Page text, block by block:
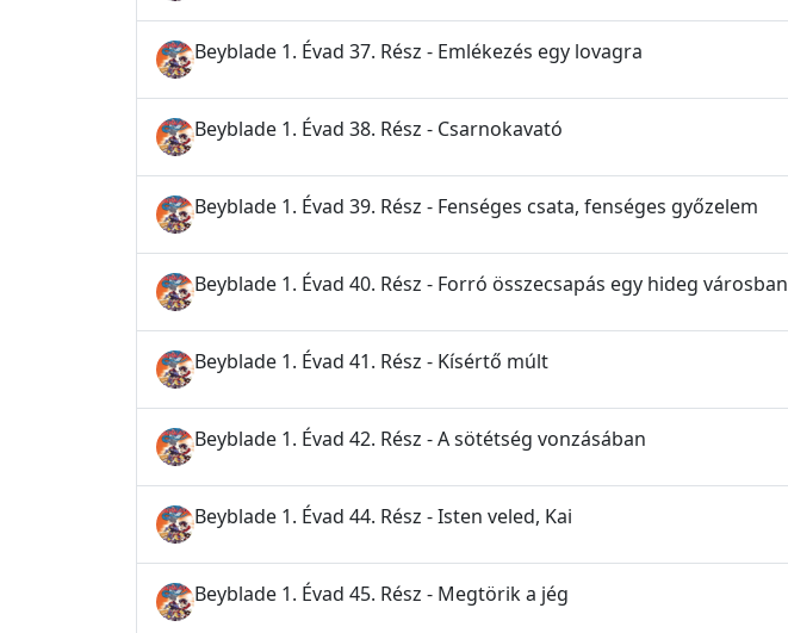
Beyblade 1. Évad 37. Rész - Emlékezés egy lovagra
Beyblade 1. Évad 38. Rész - Csarnokavató
Beyblade 1. Évad 39. Rész - Fenséges csata, fenséges győzelem
Beyblade 1. Évad 40. Rész - Forró összecsapás egy hideg városban
Beyblade 1. Évad 41. Rész - Kísértő múlt
Beyblade 1. Évad 42. Rész - A sötétség vonzásában
Beyblade 1. Évad 44. Rész - Isten veled, Kai
Beyblade 1. Évad 45. Rész - Megtörik a jég